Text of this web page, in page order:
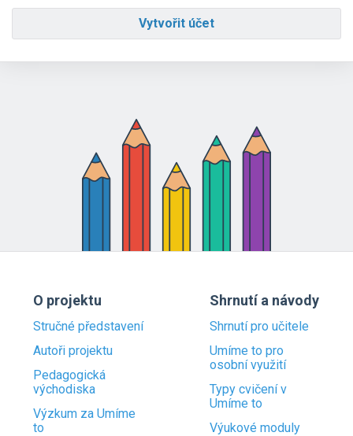
Vytvořit účet
O projektu
Stručné představení
Autoři projektu
Pedagogická
východiska
Výzkum za Umíme
to
Shrnutí a návody
Shrnutí pro učitele
Umíme to pro
osobní využití
Typy cvičení v
Umíme to
Výukové moduly